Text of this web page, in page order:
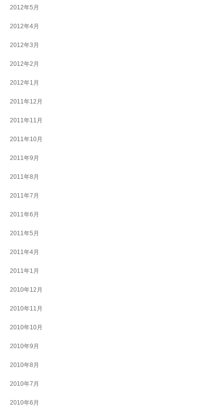
2012年5月
2012年4月
2012年3月
2012年2月
2012年1月
2011年12月
2011年11月
2011年10月
2011年9月
2011年8月
2011年7月
2011年6月
2011年5月
2011年4月
2011年1月
2010年12月
2010年11月
2010年10月
2010年9月
2010年8月
2010年7月
2010年6月